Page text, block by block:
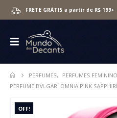
FRETE GRÁTIS a partir de R$ 199+
PERFUMES,
PERFUMES
PERFUME BVLGARI OMNIA PINK
OFF!